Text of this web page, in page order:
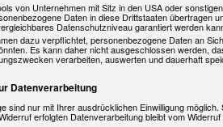
von Unternehmen mit Sitz in den USA oder
Daten in diese Drittstaaten übertragen
Datenschutzniveau garantiert werden
dazu verpflichtet, personenbezogene Daten an
Es kann daher nicht ausgeschlossen werden,
verarbeiten, auswerten und dauerhaft
Datenverarbeitung
sind nur mit Ihrer ausdrücklichen Einwilligung
erfolgten Datenverarbeitung bleibt vom